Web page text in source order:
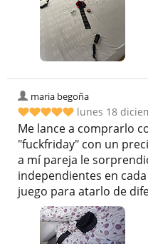
maria begoña
lunes 18
Me lance a comprarlo
"fuckfriday" con un
a mí pareja le
independientes en
juego para atarlo de